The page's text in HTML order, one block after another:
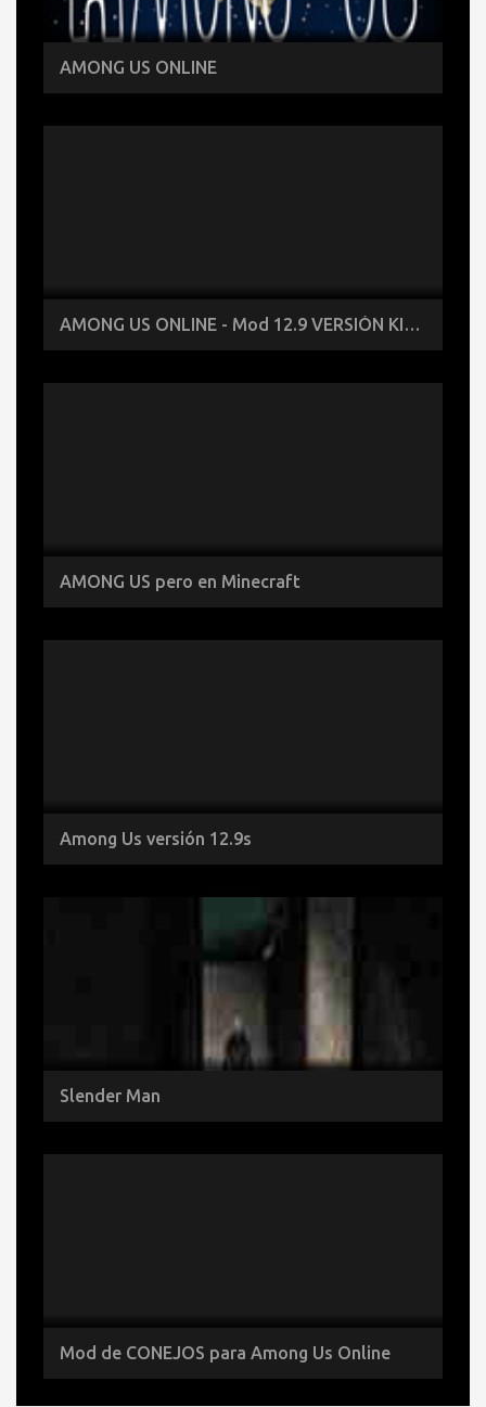
AMONG US ONLINE
AMONG US ONLINE - Mod 12.9 VERSIÓN KIRBY de Among Us
AMONG US pero en Minecraft
Among Us versión 12.9s
Slender Man
Mod de CONEJOS para Among Us Online